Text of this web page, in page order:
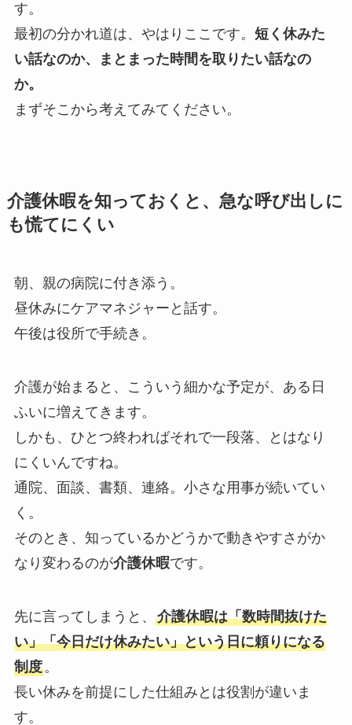
す。
最初の分かれ道は、やはりここです。 短く休みた
い話なのか、まとまった時間を取りたい話なの
か。
まずそこから考えてみてください。
介護休暇を知っておくと、急な呼び出しに
も慌てにくい
朝、親の病院に付き添う。
昼休みにケアマネジャーと話す。
午後は役所で手続き。
介護が始まると、こういう細かな予定が、ある日
ふいに増えてきます。
しかも、ひとつ終わればそれで一段落、とはなり
にくいんですね。
通院、面談、書類、連絡。小さな用事が続いてい
く。
そのとき、知っているかどうかで動きやすさがか
なり変わるのが介護休暇です。
先に言ってしまうと、 介護休暇は「数時間抜けた
い」「今日だけ休みたい」という日に頼りになる
制度。
長い休みを前提にした仕組みとは役割が違いま
す。